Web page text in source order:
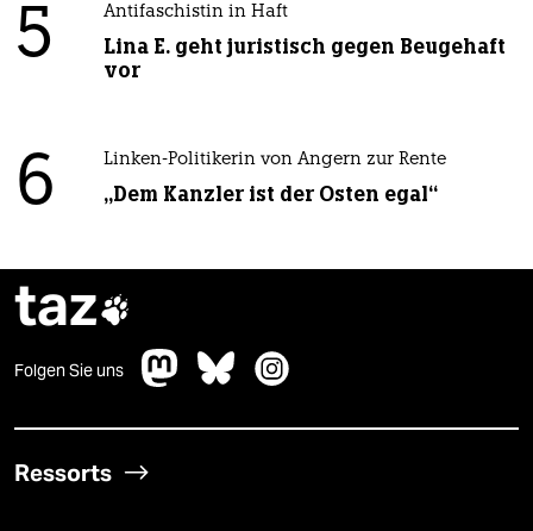
5 Antifaschistin in Haft
Lina E. geht juristisch gegen Beugehaft
vor
6 Linken-Politikerin von Angern zur Rente
„Dem Kanzler ist der Osten egal“
taz
Folgen Sie uns
Ressorts